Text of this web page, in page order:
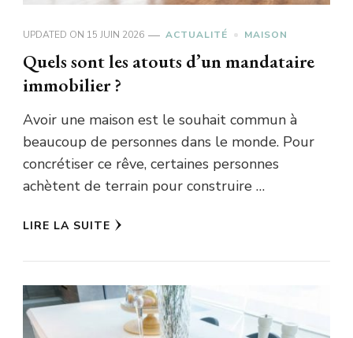
UPDATED ON 15 JUIN 2026 ACTUALITÉ MAISON
Quels sont les atouts d’un mandataire
immobilier ?
Avoir une maison est le souhait commun à
beaucoup de personnes dans le monde. Pour
concrétiser ce rêve, certaines personnes
achètent de terrain pour construire …
LIRE LA SUITE